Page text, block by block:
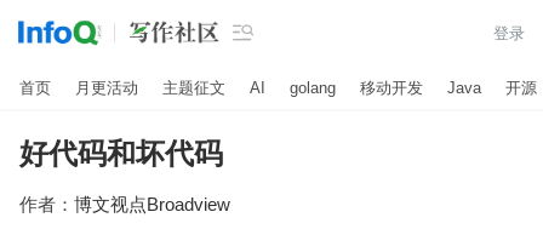
 登录
首页 月更活动 主题征文 AI golang 移动开发 Java 开源
好代码和坏代码
作者： 博文视点Broadview